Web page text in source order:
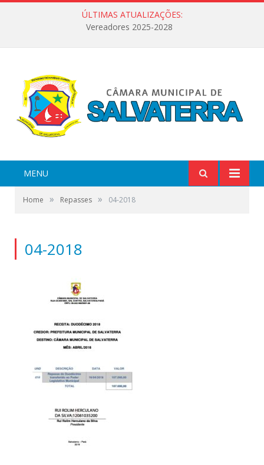
ÚLTIMAS ATUALIZAÇÕES:
Vereadores 2025-2028
MENU
Home » Repasses » 04-2018
04-2018